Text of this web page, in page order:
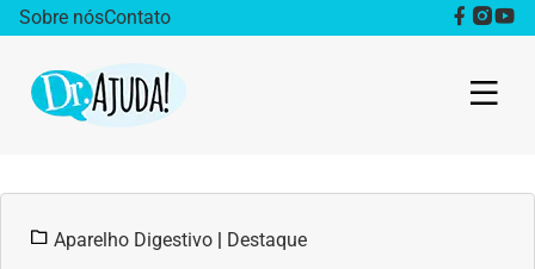
Sobre nósContato
Obesidade
Aparelho Digestivo | Destaque